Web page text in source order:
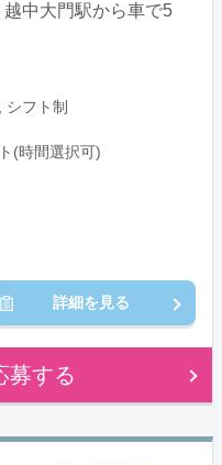
中大門駅から車で5
シフト制
(時間選択可)
詳細を見る
募する